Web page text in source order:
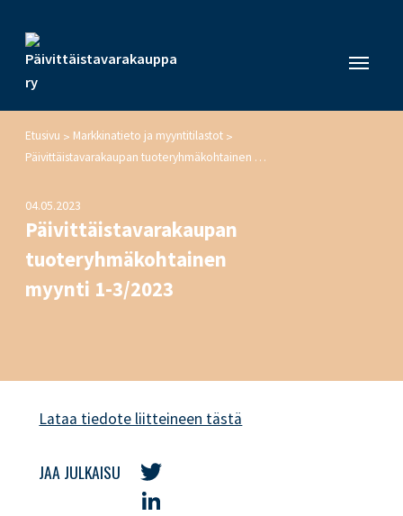
Etusivu > Markkinatieto ja myyntitilastot >
Päivittäistavarakaupan tuoteryhmäkohtainen myynti 1-3/2023
04.05.2023
Päivittäistavarakaupan
tuoteryhmäkohtainen
myynti 1-3/2023
Lataa tiedote liitteineen tästä
JAA JULKAISU
Twitter